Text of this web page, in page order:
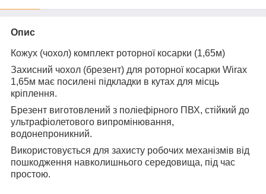
Опис
Кожух (чохол) комплект роторної косарки (1,65м)
Захисний чохол (брезент) для роторної косарки Wirax
1,65м має посилені підкладки в кутах для місць
кріплення.
Брезент виготовлений з поліефірного ПВХ, стійкий до
ультрафіолетового випромінювання,
водонепроникний.
Використовується для захисту робочих механізмів від
пошкодження навколишнього середовища, під час
простою.